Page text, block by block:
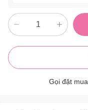
Gọi đặt mua